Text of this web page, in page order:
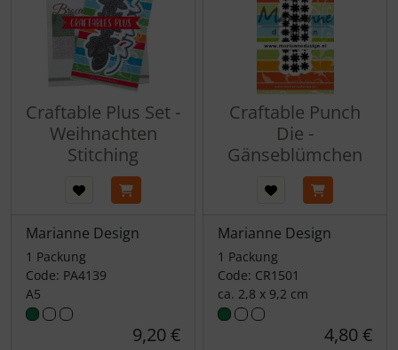
Craftable Plus Set -
Weihnachten
Stitching
Marianne Design
1 Packung
Code: PA4139
A5
9,20 €
Craftable Punch
Die -
Gänseblümchen
Marianne Design
1 Packung
Code: CR1501
ca. 2,8 x 9,2 cm
4,80 €